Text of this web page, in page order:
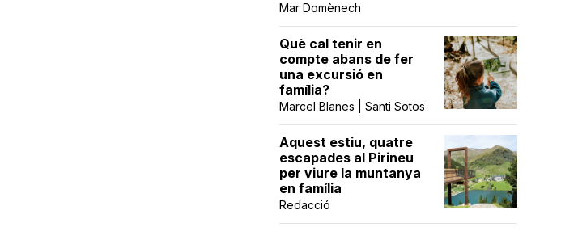
Mar Domènech
Què cal tenir en
compte abans de fer
una excursió en
família?
Marcel Blanes | Santi Sotos
Aquest estiu, quatre
escapades al Pirineu
per viure la muntanya
en família
Redacció